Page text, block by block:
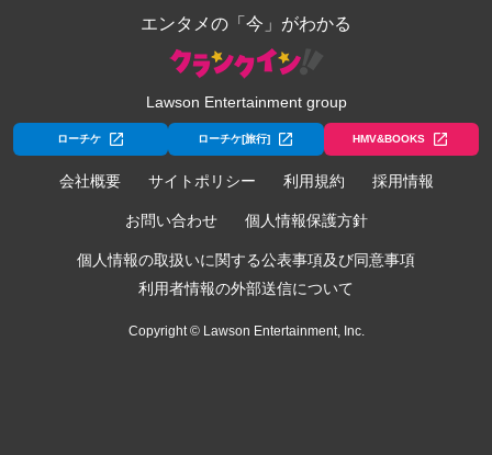
エンタメの「今」がわかる
Lawson Entertainment group
ローチケ ローチケ[旅行] HMV&BOOKS
会社概要 サイトポリシー 利用規約 採用情報
お問い合わせ 個人情報保護方針
個人情報の取扱いに関する公表事項及び同意事項
利用者情報の外部送信について
Copyright © Lawson Entertainment, Inc.